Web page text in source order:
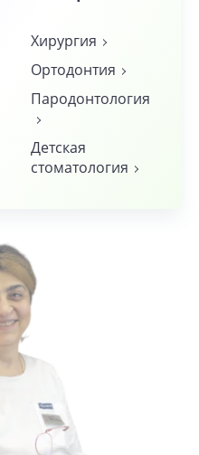
Хирургия
Ортодонтия
Пародонтология
Детская
стоматология